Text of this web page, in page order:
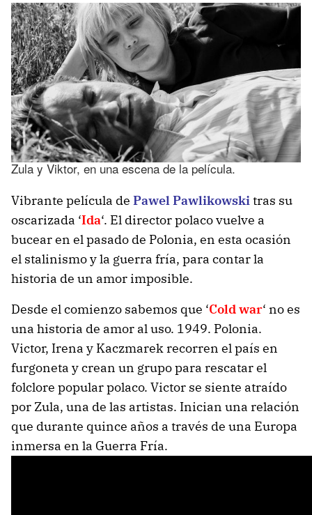
Zula y Viktor, en una escena de la película.
Vibrante película de Pawel Pawlikowski tras su
oscarizada ‘Ida‘. El director polaco vuelve a
bucear en el pasado de Polonia, en esta ocasión
el stalinismo y la guerra fría, para contar la
historia de un amor imposible.
Desde el comienzo sabemos que ‘Cold war‘ no es
una historia de amor al uso. 1949. Polonia.
Victor, Irena y Kaczmarek recorren el país en
furgoneta y crean un grupo para rescatar el
folclore popular polaco. Victor se siente atraído
por Zula, una de las artistas. Inician una relación
que durante quince años a través de una Europa
inmersa en la Guerra Fría.